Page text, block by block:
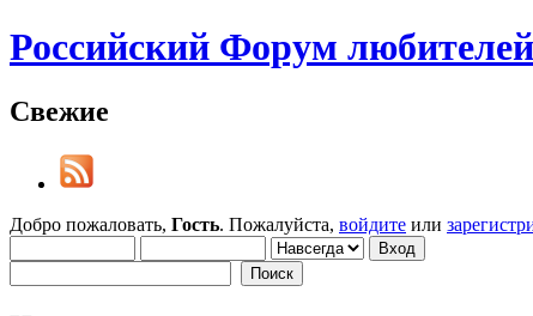
Российский Форум
Свежие
Добро пожаловать, Гость. Пожалуйста, войдите или